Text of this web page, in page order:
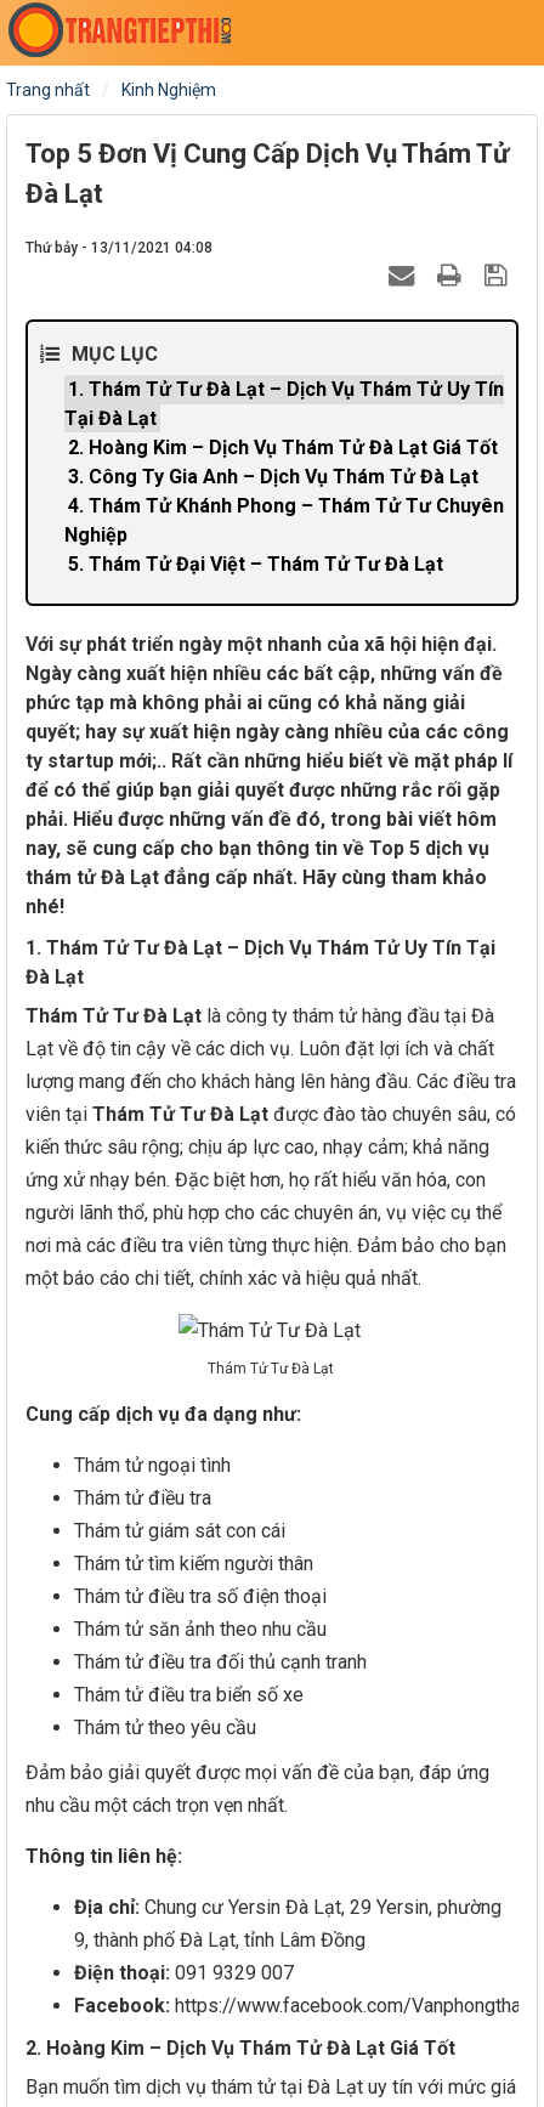
Trang nhất Kinh Nghiệm
Top 5 Đơn Vị Cung Cấp Dịch Vụ Thám Tử
Đà Lạt
Thứ bảy - 13/11/2021 04:08
MỤC LỤC
1. Thám Tử Tư Đà Lạt – Dịch Vụ Thám Tử Uy Tín
Tại Đà Lạt
2. Hoàng Kim – Dịch Vụ Thám Tử Đà Lạt Giá Tốt
3. Công Ty Gia Anh – Dịch Vụ Thám Tử Đà Lạt
4. Thám Tử Khánh Phong – Thám Tử Tư Chuyên
Nghiệp
5. Thám Tử Đại Việt – Thám Tử Tư Đà Lạt
Với sự phát triển ngày một nhanh của xã hội hiện đại.
Ngày càng xuất hiện nhiều các bất cập, những vấn đề
phức tạp mà không phải ai cũng có khả năng giải
quyết; hay sự xuất hiện ngày càng nhiều của các công
ty startup mới;.. Rất cần những hiểu biết về mặt pháp lí
để có thể giúp bạn giải quyết được những rắc rối gặp
phải. Hiểu được những vấn đề đó, trong bài viết hôm
nay, sẽ cung cấp cho bạn thông tin về Top 5 dịch vụ
thám tử Đà Lạt đẳng cấp nhất. Hãy cùng tham khảo
nhé!
1. Thám Tử Tư Đà Lạt – Dịch Vụ Thám Tử Uy Tín Tại
Đà Lạt
Thám Tử Tư Đà Lạt là công ty thám tử hàng đầu tại Đà
Lạt về độ tin cậy về các dich vụ. Luôn đặt lợi ích và chất
lượng mang đến cho khách hàng lên hàng đầu. Các điều tra
viên tại Thám Tử Tư Đà Lạt được đào tào chuyên sâu, có
kiến thức sâu rộng; chịu áp lực cao, nhạy cảm; khả năng
ứng xử nhạy bén. Đặc biệt hơn, họ rất hiểu văn hóa, con
người lãnh thổ, phù hợp cho các chuyên án, vụ việc cụ thể
nơi mà các điều tra viên từng thực hiện. Đảm bảo cho bạn
một báo cáo chi tiết, chính xác và hiệu quả nhất.
Thám Tử Tư Đà Lạt
Cung cấp dịch vụ đa dạng như:
Thám tử ngoại tình
Thám tử điều tra
Thám tử giám sát con cái
Thám tử tìm kiếm người thân
Thám tử điều tra số điện thoại
Thám tử săn ảnh theo nhu cầu
Thám tử điều tra đối thủ cạnh tranh
Thám tử điều tra biển số xe
Thám tử theo yêu cầu
Đảm bảo giải quyết được mọi vấn đề của bạn, đáp ứng
nhu cầu một cách trọn vẹn nhất.
Thông tin liên hệ:
Địa chỉ: Chung cư Yersin Đà Lạt, 29 Yersin, phường
9, thành phố Đà Lạt, tỉnh Lâm Đồng
Điện thoại: 091 9329 007
Facebook: https://www.facebook.com/
2. Hoàng Kim – Dịch Vụ Thám Tử Đà Lạt Giá Tốt
Bạn muốn tìm dịch vụ thám tử tại Đà Lạt uy tín với mức giá